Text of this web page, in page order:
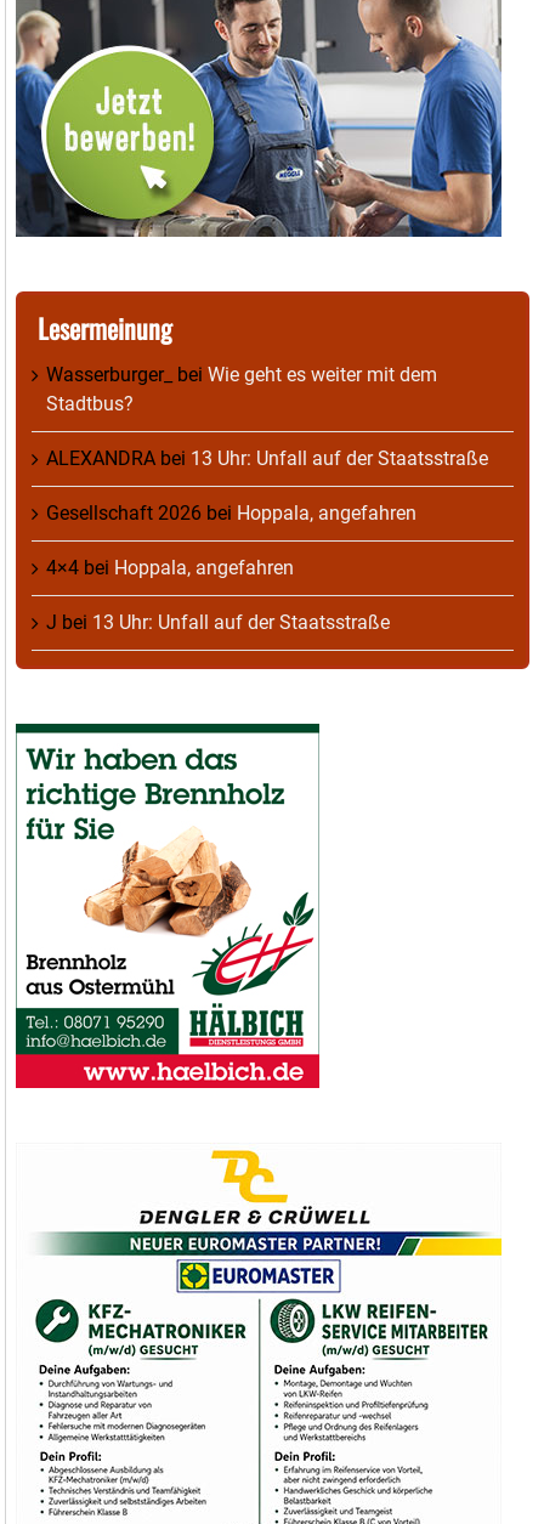
Lesermeinung
Wasserburger_ bei Wie geht es weiter mit dem
Stadtbus?
ALEXANDRA bei 13 Uhr: Unfall auf der Staatsstraße
Gesellschaft 2026 bei Hoppala, angefahren
4×4 bei Hoppala, angefahren
J bei 13 Uhr: Unfall auf der Staatsstraße